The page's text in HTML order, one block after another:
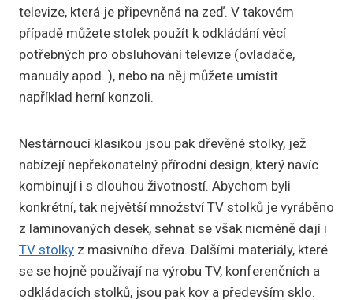
televize, která je připevněná na zeď. V takovém
případě můžete stolek použít k odkládání věcí
potřebných pro obsluhování televize (ovladače,
manuály apod. ), nebo na něj můžete umístit
například herní konzoli.
Nestárnoucí klasikou jsou pak dřevěné stolky, jež
nabízejí nepřekonatelný přírodní design, který navíc
kombinují i s dlouhou životností. Abychom byli
konkrétní, tak největší množství TV stolků je vyráběno
z laminovaných desek, sehnat se však nicméně dají i
TV stolky z masivního dřeva. Dalšími materiály, které
se se hojně používají na výrobu TV, konferenčních a
odkládacích stolků, jsou pak kov a především sklo.